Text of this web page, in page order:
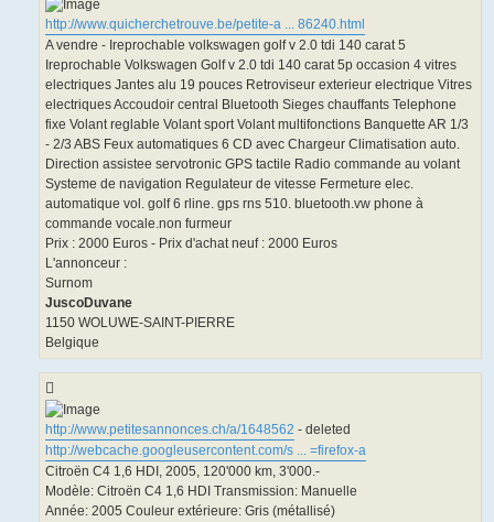
http://www.quicherchetrouve.be/petite-a ... 86240.html
A vendre - Ireprochable volkswagen golf v 2.0 tdi 140 carat 5
Ireprochable Volkswagen Golf v 2.0 tdi 140 carat 5p occasion 4 vitres
electriques Jantes alu 19 pouces Retroviseur exterieur electrique Vitres
electriques Accoudoir central Bluetooth Sieges chauffants Telephone
fixe Volant reglable Volant sport Volant multifonctions Banquette AR 1/3
- 2/3 ABS Feux automatiques 6 CD avec Chargeur Climatisation auto.
Direction assistee servotronic GPS tactile Radio commande au volant
Systeme de navigation Regulateur de vitesse Fermeture elec.
automatique vol. golf 6 rline. gps rns 510. bluetooth.vw phone à
commande vocale.non furmeur
Prix : 2000 Euros - Prix d'achat neuf : 2000 Euros
L'annonceur :
Surnom
JuscoDuvane
1150 WOLUWE-SAINT-PIERRE
Belgique
http://www.petitesannonces.ch/a/1648562 - deleted
http://webcache.googleusercontent.com/s ... =firefox-a
Citroën C4 1,6 HDI, 2005, 120'000 km, 3'000.-
Modèle: Citroën C4 1,6 HDI Transmission: Manuelle
Année: 2005 Couleur extérieure: Gris (métallisé)